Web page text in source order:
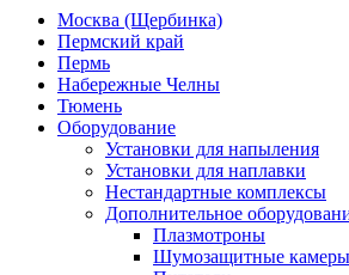
Москва (Щербинка)
Пермский край
Пермь
Набережные Челны
Тюмень
Оборудование
Установки для напыления
Установки для наплавки
Нестандартные комплексы
Дополнительное
Плазмотроны
Шумозащитные камеры